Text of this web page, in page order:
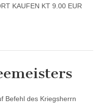
KAUFEN KT 9.00 EUR
Befehl des Kriegsherrn